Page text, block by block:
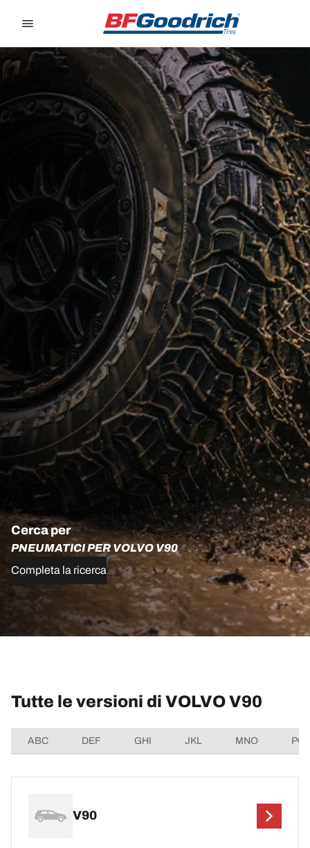
Cerca per
PNEUMATICI PER VOLVO V90
Completa la ricerca
Tutte le versioni di VOLVO V90
ABC DEF GHI JKL MNO
V90